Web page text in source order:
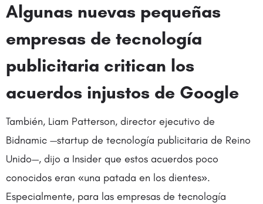
Algunas nuevas pequeñas
empresas de tecnología
publicitaria critican los
acuerdos injustos de Google
También, Liam Patterson, director ejecutivo de
Bidnamic —startup de tecnología publicitaria de Reino
Unido—, dijo a Insider que estos acuerdos poco
conocidos eran «una patada en los dientes».
Especialmente, para las empresas de tecnología